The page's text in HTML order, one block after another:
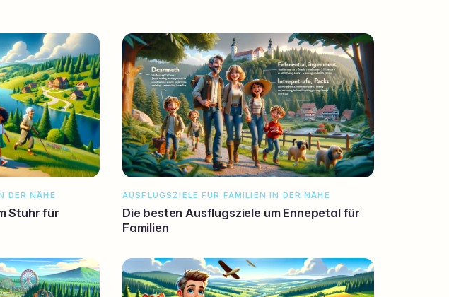
DER NÄHE
Stuhr für
AUSFLUGSZIELE FÜR FAMILIEN IN DER NÄHE
Die besten Ausflugsziele um Ennepetal für
Familien